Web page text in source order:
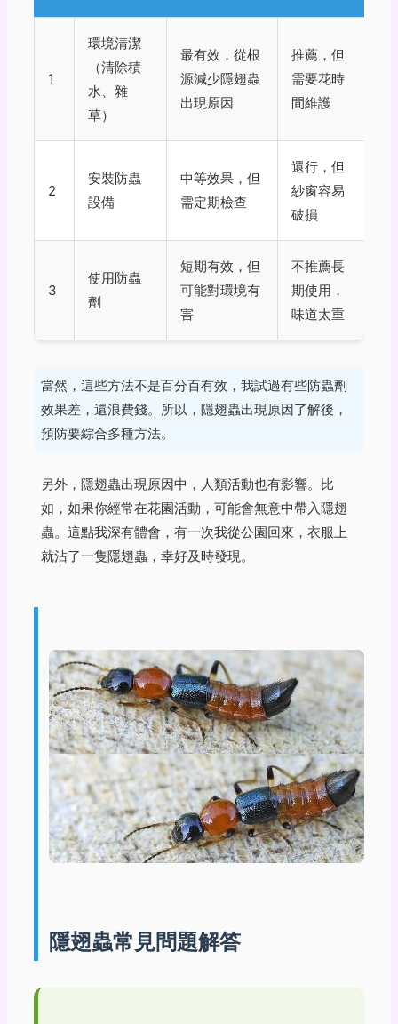
1
環境清潔
（清除積
水、雜
草）
最有效，從根
源減少隱翅蟲
出現原因
推薦，但
需要花時
間維護
2
安裝防蟲
設備
中等效果，但
需定期檢查
還行，但
紗窗容易
破損
3
使用防蟲
劑
短期有效，但
可能對環境有
害
不推薦長
期使用，
味道太重
當然，這些方法不是百分百有效，我試過有些防蟲劑
效果差，還浪費錢。所以，隱翅蟲出現原因了解後，
預防要綜合多種方法。
另外，隱翅蟲出現原因中，人類活動也有影響。比
如，如果你經常在花園活動，可能會無意中帶入隱翅
蟲。這點我深有體會，有一次我從公園回來，衣服上
就沾了一隻隱翅蟲，幸好及時發現。
隱翅蟲常見問題解答